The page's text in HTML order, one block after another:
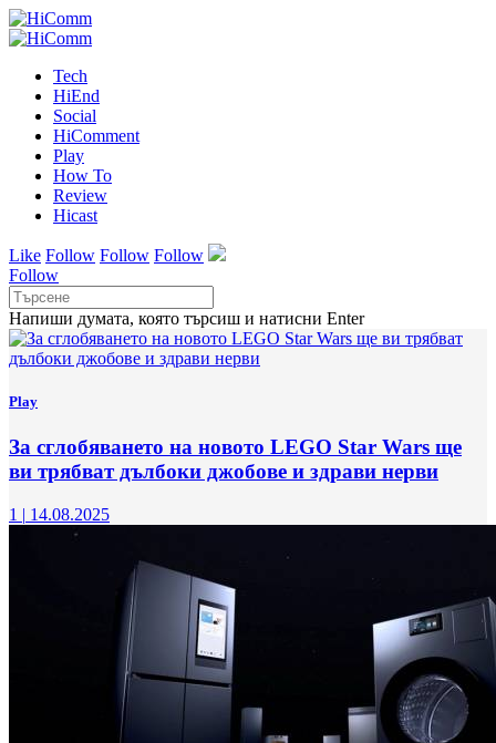
Tech
HiEnd
Social
HiComment
Play
How To
Review
Hicast
Like Follow Follow Follow
Follow
Напиши думата, която търсиш и натисни Enter
Play
За сглобяването на новото LEGO Star Wars ще
ви трябват дълбоки джобове и здрави нерви
1 | 14.08.2025